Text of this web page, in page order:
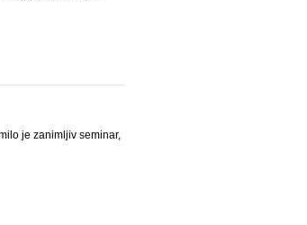
je zanimljiv seminar,